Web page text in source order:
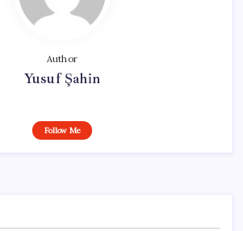
Author
Yusuf Şahin
Follow Me